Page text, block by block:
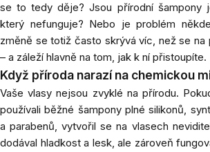
se to tedy děje? Jsou přírodní šampony
který nefunguje? Nebo je problém
změně se totiž často skrývá víc, než se na
– a záleží hlavně na tom, jak k ní přistoupíte.
Když příroda narazí na chemickou
Vaše vlasy nejsou zvyklé na přírodu.
používali běžné šampony plné silikonů,
a parabenů, vytvořil se na vlasech
dodával hladkost a lesk, ale zároveň